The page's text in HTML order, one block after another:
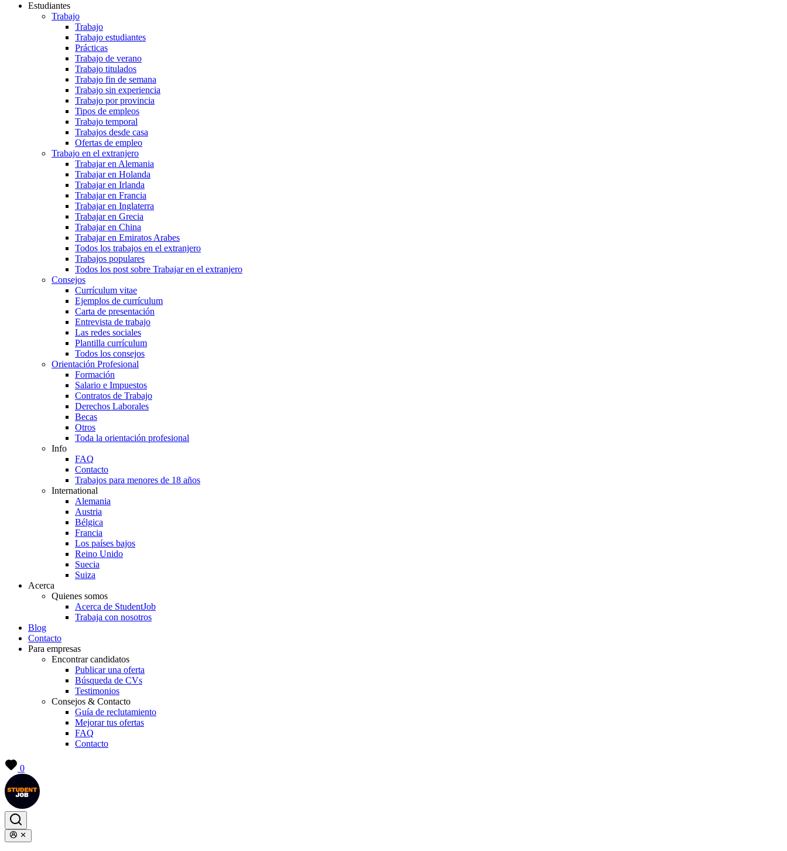
Estudiantes
Trabajo
Trabajo
Trabajo estudiantes
Prácticas
Trabajo de verano
Trabajo titulados
Trabajo fin de semana
Trabajo sin experiencia
Trabajo por provincia
Tipos de empleos
Trabajo temporal
Trabajos desde casa
Ofertas de empleo
Trabajo en el extranjero
Trabajar en Alemania
Trabajar en Holanda
Trabajar en Irlanda
Trabajar en Francia
Trabajar en Inglaterra
Trabajar en Grecia
Trabajar en China
Trabajar en Emiratos Arabes
Todos los trabajos en el extranjero
Trabajos populares
Todos los post sobre Trabajar en el extranjero
Consejos
Currículum vitae
Ejemplos de currículum
Carta de presentación
Entrevista de trabajo
Las redes sociales
Plantilla currículum
Todos los consejos
Orientación Profesional
Formación
Salario e Impuestos
Contratos de Trabajo
Derechos Laborales
Becas
Otros
Toda la orientación profesional
Info
FAQ
Contacto
Trabajos para menores de 18 años
International
Alemania
Austria
Bélgica
Francia
Los países bajos
Reino Unido
Suecia
Suiza
Acerca
Quienes somos
Acerca de StudentJob
Trabaja con nosotros
Blog
Contacto
Para empresas
Encontrar candidatos
Publicar una oferta
Búsqueda de CVs
Testimonios
Consejos & Contacto
Guía de reclutamiento
Mejorar tus ofertas
FAQ
Contacto
0